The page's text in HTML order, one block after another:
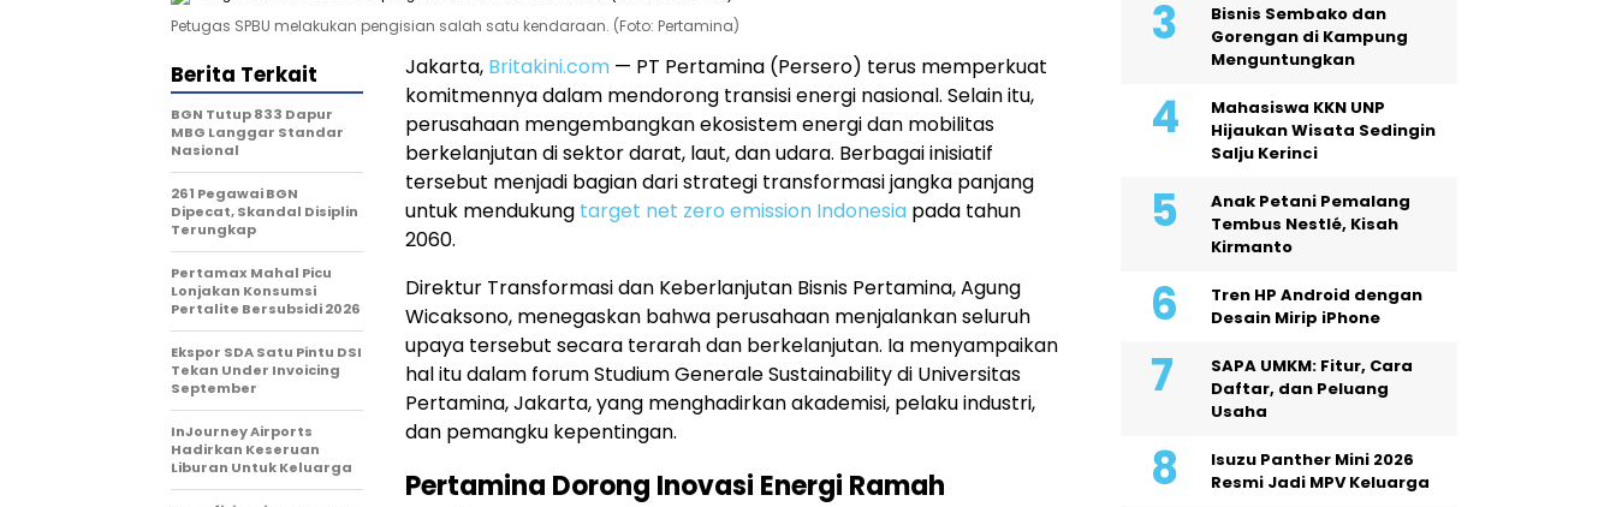
Petugas SPBU melakukan pengisian salah satu kendaraan. (Foto: Pertamina)
Jakarta, Britakini.com — PT Pertamina (Persero) terus memperkuat
komitmennya dalam mendorong transisi energi nasional. Selain itu,
perusahaan mengembangkan ekosistem energi dan mobilitas
berkelanjutan di sektor darat, laut, dan udara. Berbagai inisiatif
tersebut menjadi bagian dari strategi transformasi jangka panjang
untuk mendukung target net zero emission Indonesia pada tahun
2060.
Direktur Transformasi dan Keberlanjutan Bisnis Pertamina, Agung
Wicaksono, menegaskan bahwa perusahaan menjalankan seluruh
upaya tersebut secara terarah dan berkelanjutan. Ia menyampaikan
hal itu dalam forum Studium Generale Sustainability di Universitas
Pertamina, Jakarta, yang menghadirkan akademisi, pelaku industri,
dan pemangku kepentingan.
Pertamina Dorong Inovasi Energi Ramah
Berita Terkait
BGN Tutup 833 Dapur
MBG Langgar Standar
Nasional
261 Pegawai BGN
Dipecat, Skandal Disiplin
Terungkap
Pertamax Mahal Picu
Lonjakan Konsumsi
Pertalite Bersubsidi 2026
Ekspor SDA Satu Pintu DSI
Tekan Under Invoicing
September
InJourney Airports
Hadirkan Keseruan
Liburan Untuk Keluarga
Bisnis Sembako dan
Gorengan di Kampung
Menguntungkan
Mahasiswa KKN UNP
Hijaukan Wisata Sedingin
Salju Kerinci
Anak Petani Pemalang
Tembus Nestlé, Kisah
Kirmanto
Tren HP Android dengan
Desain Mirip iPhone
SAPA UMKM: Fitur, Cara
Daftar, dan Peluang
Usaha
Isuzu Panther Mini 2026
Resmi Jadi MPV Keluarga